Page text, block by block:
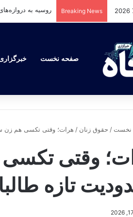
Breaking News
صفحه نخست
نخست / حقوق زنان / هرات؛ وقتی تکسی هم زن
وقتی
تازه